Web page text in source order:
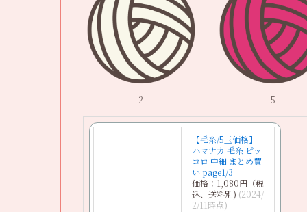
2 5
【毛糸/5玉価格】
ハマナカ 毛糸 ピッ
コロ 中細 まとめ買
い page1/3
価格：1,080円（税
込、送料別) (2024/
2/11時点)